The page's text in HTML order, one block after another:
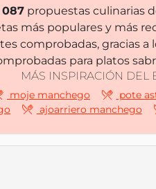
087 propuestas culinarias
más populares y más
comprobadas, gracias a
para platos
MÁS INSPIRACIÓN DEL
moje manchego pote
ajoarriero manchego